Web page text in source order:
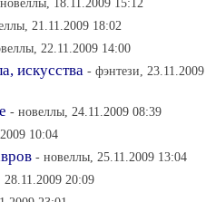
21.11.2009 18:02
22.11.2009 14:00
искусства - фэнтези, 23.11.2009
- новеллы, 24.11.2009 08:39
10:04
- новеллы, 25.11.2009 13:04
20:09